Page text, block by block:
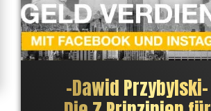
–Dawid Przybylski–